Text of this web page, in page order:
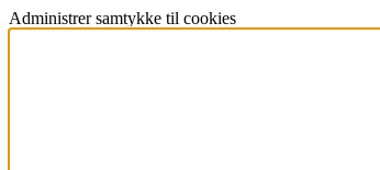
Administrer samtykke til cookies